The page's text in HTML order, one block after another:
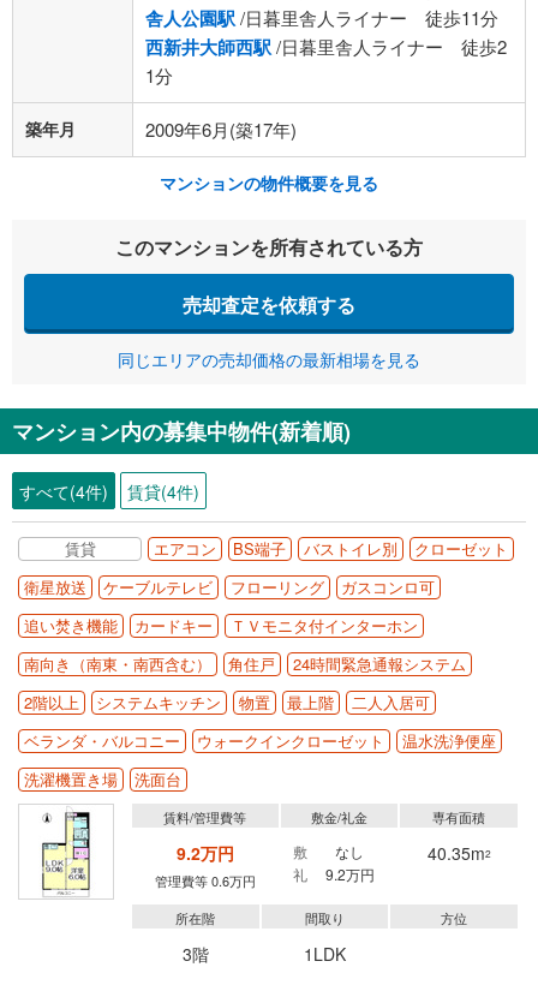
舎人公園駅/日暮里舎人ライナー 徒歩11分
西新井大師西駅/日暮里舎人ライナー 徒歩2
1分
築年月 2009年6月(築17年)
マンションの物件概要を見る
このマンションを所有されている方
売却査定を依頼する
同じエリアの売却価格の最新相場を見る
マンション内の募集中物件(新着順)
すべて(4件) 賃貸(4件)
賃貸 エアコン BS端子 バストイレ別
クローゼット
衛星放送
ケーブルテレビ フローリング
ガスコンロ可
追い焚き機能
カードキー
ＴＶモニタ付インターホン
南向き（南東・南西含む）
角住戸
24時間緊急通報システム
2階以上
システムキッチン 物置 最上階
二人入居可
ベランダ・バルコニー
ウォークインクローゼット
温水洗浄便座
洗濯機置き場
洗面台
賃料/管理費等
9.2万円
管理費等 0.6万円
敷金/礼金
敷
なし
礼
9.2万円
専有面積
40.35m2
所在階
3階
間取り
1LDK
方位